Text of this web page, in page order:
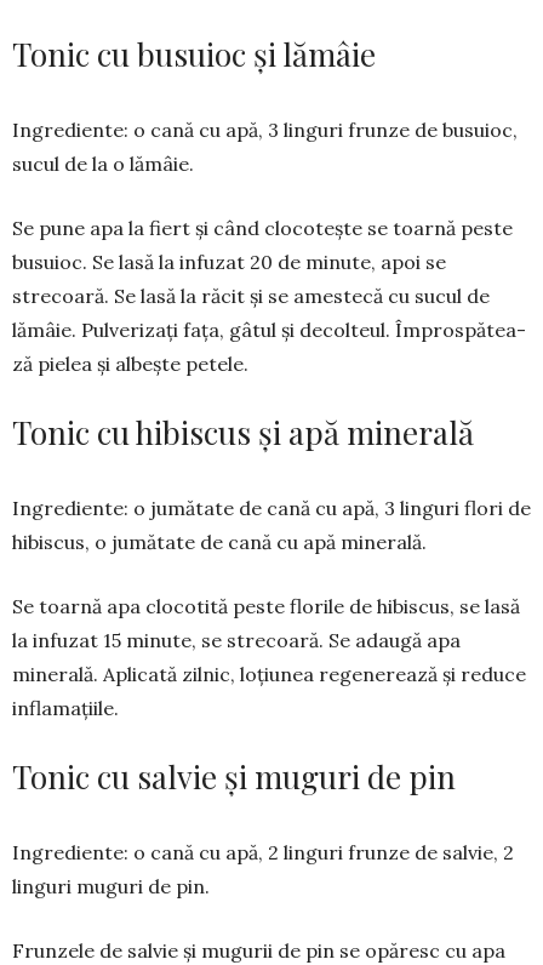
Tonic cu busuioc și lămâie
Ingrediente: o cană cu apă, 3 lin­guri frunze de busuioc,
sucul de la o lămâie.
Se pune apa la fiert și când clo­cotește se toarnă peste
busuioc. Se lasă la infuzat 20 de minute, apoi se
strecoară. Se lasă la răcit și se ames­tecă cu sucul de
lămâie. Pulverizați fața, gâtul și decolteul. Împrospă­tea­
ză pielea și albește petele.
Tonic cu hibiscus și apă minerală
Ingrediente: o jumătate de cană cu apă, 3 linguri flori de
hibiscus, o jumătate de cană cu apă minerală.
Se toarnă apa clocotită peste flo­rile de hibiscus, se lasă
la infuzat 15 minute, se strecoară. Se adaugă apa
minerală. Aplicată zilnic, loțiu­nea re­ge­nerează și reduce
inflamațiile.
Tonic cu salvie și muguri de pin
Ingrediente: o cană cu apă, 2 lin­guri frunze de salvie, 2
linguri mu­guri de pin.
Frunzele de salvie și mugurii de pin se opăresc cu apa